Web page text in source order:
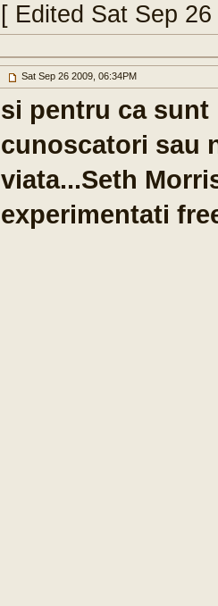
[ Edited Sat Sep
Sat Sep 26 2009, 06:34PM
si pentru ca
cunoscatori sau
viata...Seth
experimentati